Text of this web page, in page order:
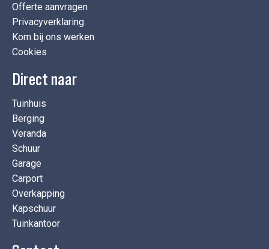
Offerte aanvragen
Privacyverklaring
Kom bij ons werken
Cookies
Direct naar
Tuinhuis
Berging
Veranda
Schuur
Garage
Carport
Overkapping
Kapschuur
Tuinkantoor